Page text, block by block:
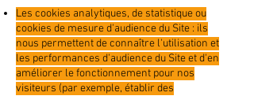
Les cookies analytiques, de statistique ou
cookies de mesure d'audience du Site : ils
nous permettent de connaître l'utilisation et
les performances d'audience du Site et d'en
améliorer le fonctionnement pour nos
visiteurs (par exemple, établir des